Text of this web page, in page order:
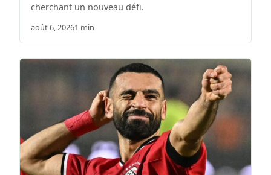
cherchant un nouveau défi.
août 6, 20261 min